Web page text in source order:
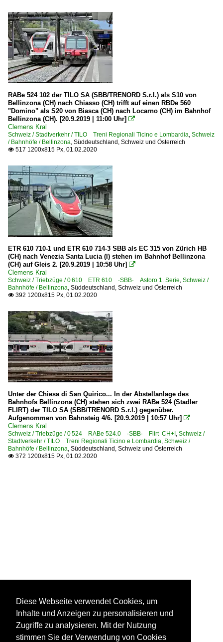
RABe 524 102 der TILO SA (SBB/TRENORD S.r.l.) als S10 von
Bellinzona (CH) nach Chiasso (CH) trifft auf einen RBDe 560
"Domino" als S20 von Biasca (CH) nach Locarno (CH) im Bahnhof
Bellinzona (CH). [20.9.2019 | 11:00 Uhr] 
Clemens Kral
Schweiz / Stadtverkehr / TILO Treni Regionali Ticino e Lombardia, Schweiz
/ Bahnhöfe / Bellinzona, Süddeutschland, Schweiz und Österreich
 517 1200x815 Px, 01.02.2020
ETR 610 710-1 und ETR 610 714-3 SBB als EC 315 von Zürich HB
(CH) nach Venezia Santa Lucia (I) stehen im Bahnhof Bellinzona
(CH) auf Gleis 2. [20.9.2019 | 10:58 Uhr] 
Clemens Kral
Schweiz / Triebzüge / 0 610 ETR 610 ·SBB· Astoro 1. Serie, Schweiz /
Bahnhöfe / Bellinzona, Süddeutschland, Schweiz und Österreich
 392 1200x815 Px, 01.02.2020
Unter der Chiesa di San Quirico... In der Abstellanlage des
Bahnhofs Bellinzona (CH) stehen sich zwei RABe 524 (Stadler
FLIRT) der TILO SA (SBB/TRENORD S.r.l.) gegenüber.
Aufgenommen von Bahnsteig 4/6. [20.9.2019 | 10:57 Uhr] 
Clemens Kral
Schweiz / Triebzüge / 0 524 RABe 524.0 ·SBB· Flirt CH+I, Schweiz /
Stadtverkehr / TILO Treni Regionali Ticino e Lombardia, Schweiz /
Bahnhöfe / Bellinzona, Süddeutschland, Schweiz und Österreich
 372 1200x815 Px, 01.02.2020
Diese Webseite verwendet Cookies, um
Inhalte und Anzeigen zu personalisieren und
Zugriffe zu analysieren. Mit der Nutzung
stimmen Sie der Verwendung von Cookies